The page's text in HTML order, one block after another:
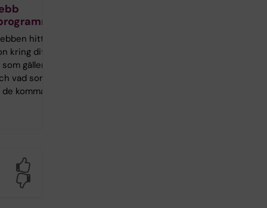
hittar
kring ditt
gäller
vad som
kommande